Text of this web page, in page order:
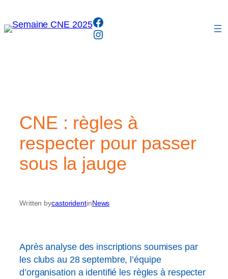
au
contenu
Facebook
Instagram
CNE : règles à
respecter pour passer
sous la jauge
Written bycastoridentinNews
Après analyse des inscriptions soumises par
les clubs au 28 septembre, l’équipe
d’organisation a identifié les règles à respecter